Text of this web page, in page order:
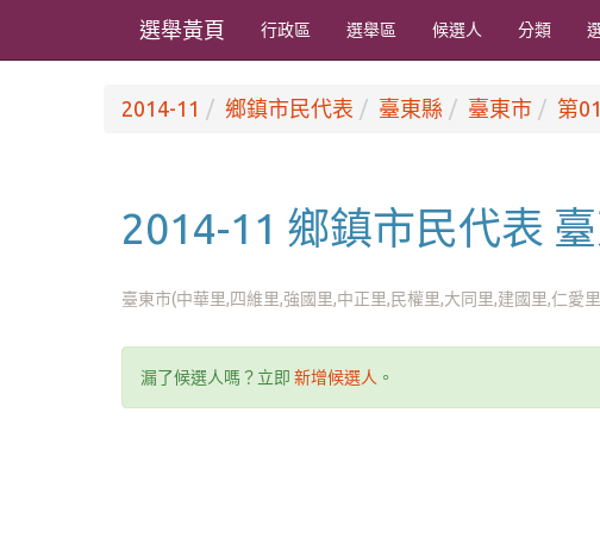
選舉黃頁 行政區 選舉區 候選人 分類
2014-11 鄉鎮市民代表 臺東縣 臺東市 第
2014-11 鄉鎮市民代表
臺東市(中華里,四維里,強國里,中正里,民權里,大同里,建國里,仁愛
漏了候選人嗎？立即 新增候選人 。